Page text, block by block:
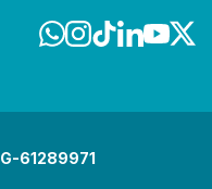
G-61289971